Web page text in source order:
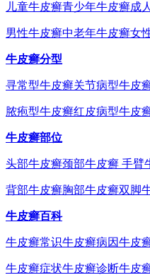
儿童牛皮癣青少年牛皮癣成
男性牛皮癣中老年牛皮癣女
牛皮癣分型
寻常型牛皮癣关节病型牛皮
脓疱型牛皮癣红皮病型牛皮
牛皮癣部位
头部牛皮癣颈部牛皮癣 手臂
背部牛皮癣胸部牛皮癣双脚
牛皮癣百科
牛皮癣常识牛皮癣病因牛皮
牛皮癣症状牛皮癣诊断牛皮